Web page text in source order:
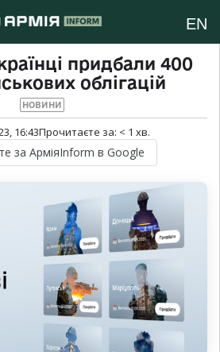
EN
придбали 400
облігацій
НОВИНИ
16:43Прочитаєте за: < 1 хв.
за АрміяInform в Google